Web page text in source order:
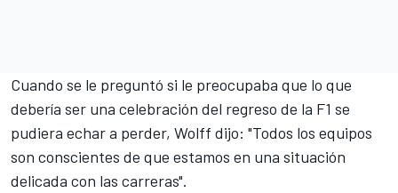
Cuando se le preguntó si le preocupaba que lo que
debería ser una celebración del regreso de la F1 se
pudiera echar a perder, Wolff dijo: "Todos los equipos
son conscientes de que estamos en una situación
delicada con las carreras".